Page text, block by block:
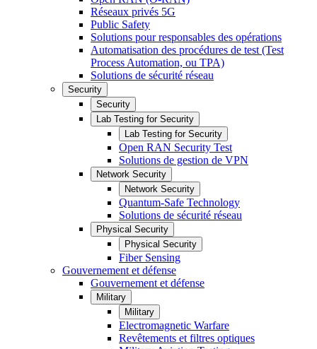
Réseaux privés 5G
Public Safety
Solutions pour responsables des opérations
Automatisation des procédures de test (Test
Process Automation, ou TPA)
Solutions de sécurité réseau
Security
Security
Lab Testing for Security
Lab Testing for Security
Open RAN Security Test
Solutions de gestion de VPN
Network Security
Network Security
Quantum-Safe Technology
Solutions de sécurité réseau
Physical Security
Physical Security
Fiber Sensing
Gouvernement et défense
Gouvernement et défense
Military
Military
Electromagnetic Warfare
Revêtements et filtres optiques